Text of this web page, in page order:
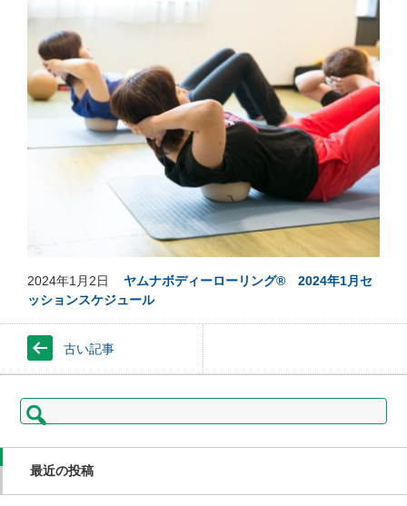
2024年1月2日 ヤムナボディーローリング® 2024年1月セ
ッションスケジュール
古い記事
検
索:
最近の投稿